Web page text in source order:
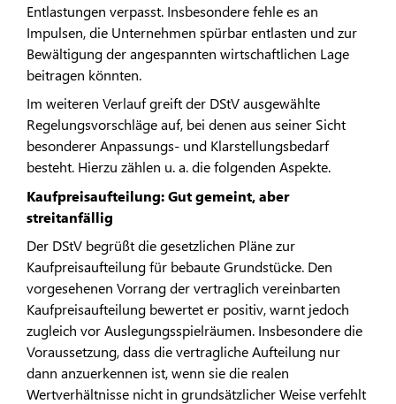
Entlastungen verpasst. Insbesondere fehle es an
Impulsen, die Unternehmen spürbar entlasten und zur
Bewältigung der angespannten wirtschaftlichen Lage
beitragen könnten.
Im weiteren Verlauf greift der DStV ausgewählte
Regelungsvorschläge auf, bei denen aus seiner Sicht
besonderer Anpassungs- und Klarstellungsbedarf
besteht. Hierzu zählen u. a. die folgenden Aspekte.
Kaufpreisaufteilung: Gut gemeint, aber
streitanfällig
Der DStV begrüßt die gesetzlichen Pläne zur
Kaufpreisaufteilung für bebaute Grundstücke. Den
vorgesehenen Vorrang der vertraglich vereinbarten
Kaufpreisaufteilung bewertet er positiv, warnt jedoch
zugleich vor Auslegungsspielräumen. Insbesondere die
Voraussetzung, dass die vertragliche Aufteilung nur
dann anzuerkennen ist, wenn sie die realen
Wertverhältnisse nicht in grundsätzlicher Weise verfehlt